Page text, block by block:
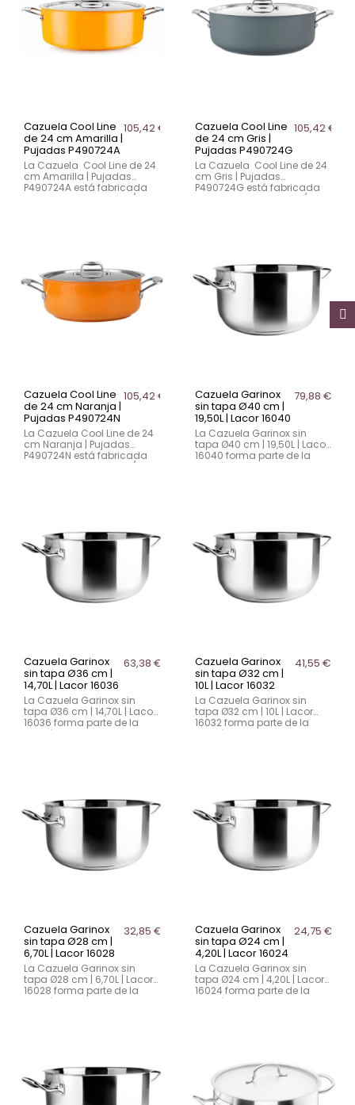
cocción eficiente. Las asas
ergonómicas de acero
fundido ofrecen un agarre
seguro y permiten apoyar
la tapa cómodamente.
óptima. Las asas
ergonómicas de fundición,
con diseño especial para
apoyo en asa lateral y
agujero para colgar, la
Cazuela Cool Line
de 24 cm Amarilla |
Pujadas P490724A
105,42 €
La Cazuela Cool Line de 24
cm Amarilla | Pujadas
P490724A está fabricada
en acero inoxidable 18/10
aseguran una cocción
óptima. Las asas
ergonómicas de fundición,
con diseño especial para
apoyo en asa lateral y
agujero para colgar, la
Cazuela Cool Line
de 24 cm Gris |
Pujadas P490724G
105,42 €
La Cazuela Cool Line de 24
cm Gris | Pujadas
P490724G está fabricada
en acero inoxidable 18/10
permiten una cocción
óptima. Las asas
ergonómicas de fundición,
con diseño especial para
apoyo en asa lateral y
agujero para colgar, la
hacen ideal para todo tipo
Cazuela Cool Line
de 24 cm Naranja |
Pujadas P490724N
105,42 €
La Cazuela Cool Line de 24
cm Naranja | Pujadas
P490724N está fabricada
en acero inoxidable 18/10
el calor permiten una
cocción óptima. Las asas
ergonómicas de fundición,
con diseño especial para
apoyo en asa lateral y
agujero para colgar, la
hacen ideal para todo tipo
Cazuela Garinox
sin tapa Ø40 cm |
19,50L | Lacor 16040
79,88 €
La Cazuela Garinox sin
tapa Ø40 cm | 19,50L | Lacor
16040 forma parte de la
Batería Gastro de Garinox.
inox), es apta para todo
tipo de cocina, incluida
inducción y horno. Nota: la
tapa se vende por
separado.
Cazuela Garinox
sin tapa Ø36 cm |
14,70L | Lacor 16036
63,38 €
La Cazuela Garinox sin
tapa Ø36 cm | 14,70L | Lacor
16036 forma parte de la
Batería Gastro de Garinox.
para todo tipo de cocina,
incluida inducción y horno.
Nota: la tapa se vende por
separado.
Cazuela Garinox
sin tapa Ø32 cm |
10L | Lacor 16032
41,55 €
La Cazuela Garinox sin
tapa Ø32 cm | 10L | Lacor
16032 forma parte de la
Batería Gastro de Garinox.
para todo tipo de cocina,
incluida inducción y horno.
Nota: la tapa se vende por
separado.
Cazuela Garinox
sin tapa Ø28 cm |
6,70L | Lacor 16028
32,85 €
La Cazuela Garinox sin
tapa Ø28 cm | 6,70L | Lacor
16028 forma parte de la
Batería Gastro de Garinox.
para todo tipo de cocina,
incluida inducción y horno.
Nota: la tapa se vende por
separado.
Cazuela Garinox
sin tapa Ø24 cm |
4,20L | Lacor 16024
24,75 €
La Cazuela Garinox sin
tapa Ø24 cm | 4,20L | Lacor
16024 forma parte de la
Batería Gastro de Garinox.
para todo tipo de cocina,
incluida inducción y horno.
Nota: tapa no incluida.